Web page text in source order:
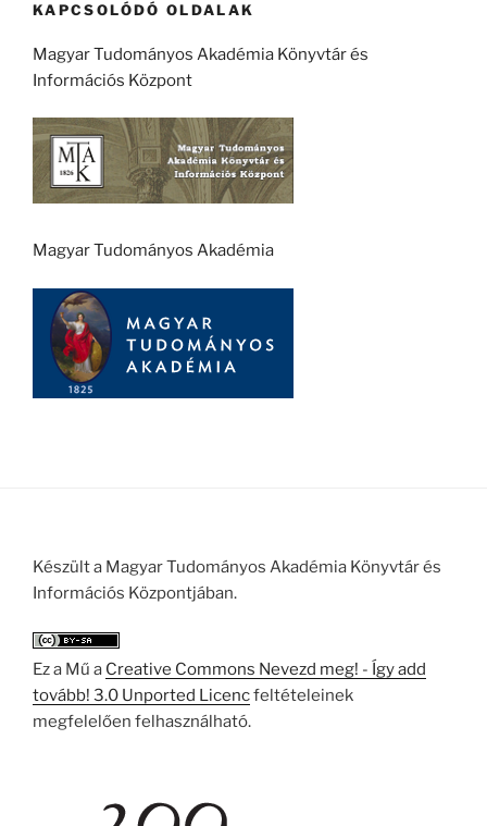
KAPCSOLÓDÓ OLDALAK
Magyar Tudományos Akadémia Könyvtár és
Információs Központ
Magyar Tudományos Akadémia
Készült a Magyar Tudományos Akadémia Könyvtár és
Információs Központjában.
Ez a Mű a Creative Commons Nevezd meg! - Így add
tovább! 3.0 Unported Licencfeltételeinek
megfelelően felhasználható.